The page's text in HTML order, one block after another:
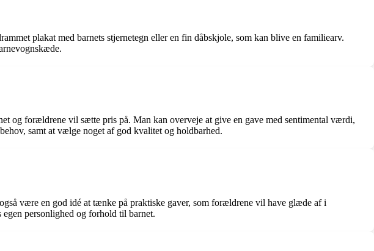
plakat med barnets stjernetegn eller en fin dåbskjole, som kan blive en familiearv.
og forældrene vil sætte pris på. Man kan overveje at give en gave med sentimental værdi,
samt at vælge noget af god kvalitet og holdbarhed.
være en god idé at tænke på praktiske gaver, som forældrene vil have glæde af i
personlighed og forhold til barnet.